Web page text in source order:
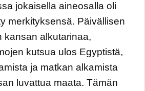
jokaisella aineosalla oli
merkityksensä. Päivällisen
kansan alkutarinaa,
kutsua ulos Egyptistä,
ja matkan alkamista
luvattua maata. Tämän